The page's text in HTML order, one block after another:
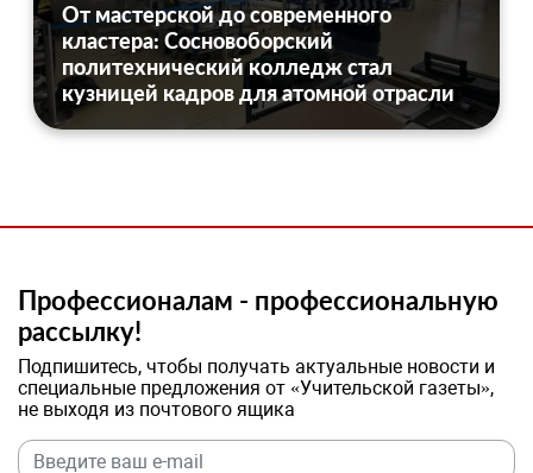
От мастерской до современного
кластера: Сосновоборский
политехнический колледж стал
кузницей кадров для атомной отрасли
Профессионалам - профессиональную
рассылку!
Подпишитесь, чтобы получать актуальные новости и
специальные предложения от «Учительской газеты»,
не выходя из почтового ящика